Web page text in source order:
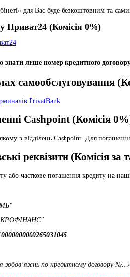
для Вас буде безкоштовним та
Приват24 (Комісія 0%)
знати лише номер кредитного
самообслуговування
PrivatBank
Cashpoint (Комісія
з відділень Cashpoint. Для
реквізити (Комісія
або часткове погашення кредиту на наші
зобов’язань по кредитному договору